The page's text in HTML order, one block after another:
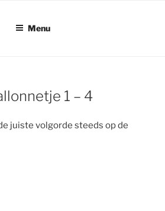
Menu
1 – 4
juiste volgorde steeds op de